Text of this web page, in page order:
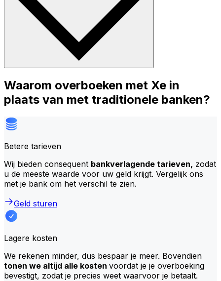
Waarom overboeken met Xe in
plaats van met traditionele banken?
Betere tarieven
Wij bieden consequent bankverlagende tarieven, zodat
u de meeste waarde voor uw geld krijgt. Vergelijk ons
met je bank om het verschil te zien.
Geld sturen
Lagere kosten
We rekenen minder, dus bespaar je meer. Bovendien
tonen we altijd alle kosten voordat je je overboeking
bevestigt, zodat je precies weet waarvoor je betaalt.